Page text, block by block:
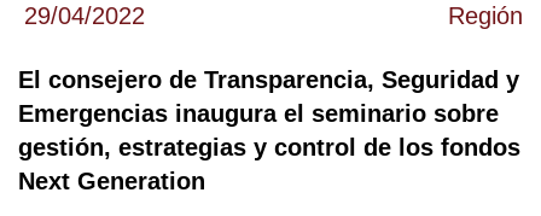
29/04/2022 Región
El consejero de Transparencia, Seguridad y
Emergencias inaugura el seminario sobre
gestión, estrategias y control de los fondos
Next Generation